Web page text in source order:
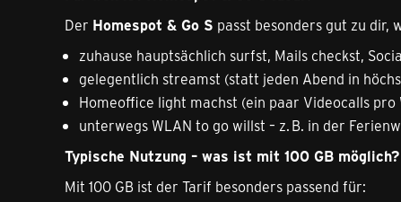
Der Homespot & Go S passt besonders gut zu dir,
zuhause hauptsächlich surfst, Mails checkst,
gelegentlich streamst (statt jeden Abend in
Homeoffice light machst (ein paar Videocalls pro
unterwegs WLAN to go willst – z. B. in der
Typische Nutzung – was ist mit 100 GB möglich?
Mit 100 GB ist der Tarif besonders passend für: